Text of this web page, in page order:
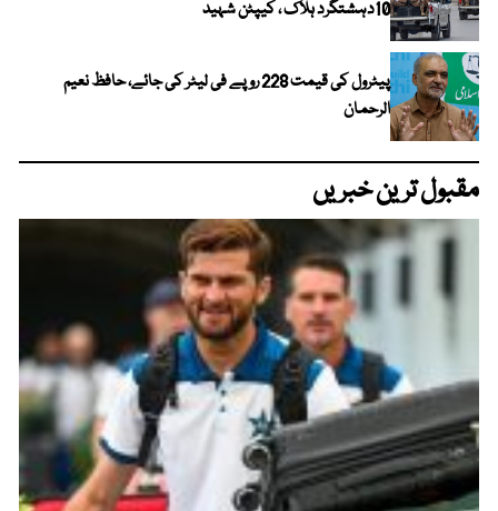
10دہشتگرد ہلاک ، کیپٹن شہید
پیٹرول کی قیمت 228 روپے فی لیٹر کی جائے، حافظ نعیم
الرحمان
مقبول ترین خبریں